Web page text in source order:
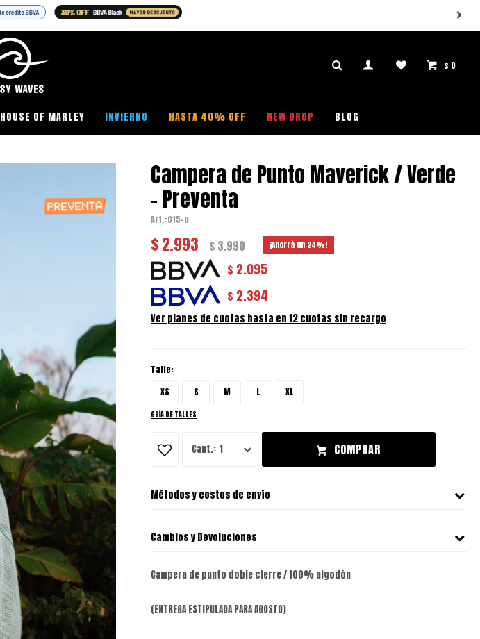
HASTA 40% OFF EN PRODUCTOS SELECCIONADOS (SI
HOUSE OF MARLEY INVIERNO HASTA 40% OFF NEW DROP BLOG
 $ 0
Campera de Punto Maverick / Verde
- Preventa
C15-u
$2.993 $3.990 24
$ 2.095
$ 2.394
Ver planes de cuotas hasta en 12 cuotas sin recargo
Talle:
XS
S M L XL
GUÍA DE TALLES
1 COMPRAR
Métodos y costos de envío
Cambios y Devoluciones
Campera de punto doble cierre / 100% algodón
(ENTREGA ESTIPULADA PARA AGOSTO)